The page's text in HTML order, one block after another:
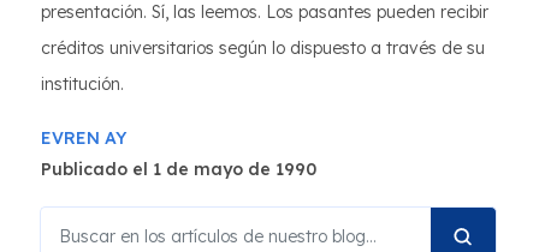
presentación. Sí, las leemos. Los pasantes pueden recibir
créditos universitarios según lo dispuesto a través de su
institución.
EVREN AY
Publicado el 1 de mayo de 1990